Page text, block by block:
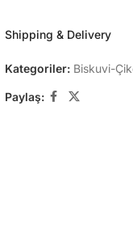
Shipping & Delivery
Kategoriler: Biskuvi-
Paylaş: